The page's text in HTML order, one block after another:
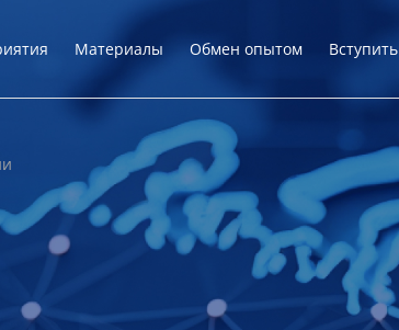
Материалы Обмен опытом Вступить